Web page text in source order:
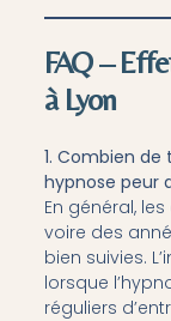
FAQ –
à Lyon
1. Combien
hypnose peur
En général,
voire des
bien suivies.
lorsque
réguliers